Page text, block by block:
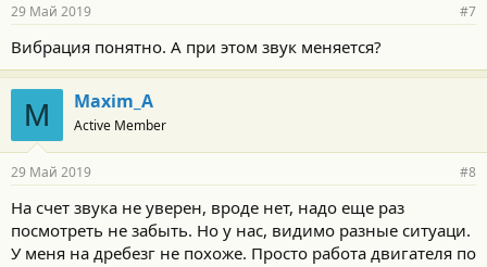
29 Май 2019 #7
Вибрация понятно. А при этом звук меняется?
M Maxim_A
Active Member
29 Май 2019 #8
На счет звука не уверен, вроде нет, надо еще раз
посмотреть не забыть. Но у нас, видимо разные ситуаци.
У меня на дребезг не похоже. Просто работа двигателя по